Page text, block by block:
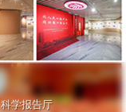
科学报告厅